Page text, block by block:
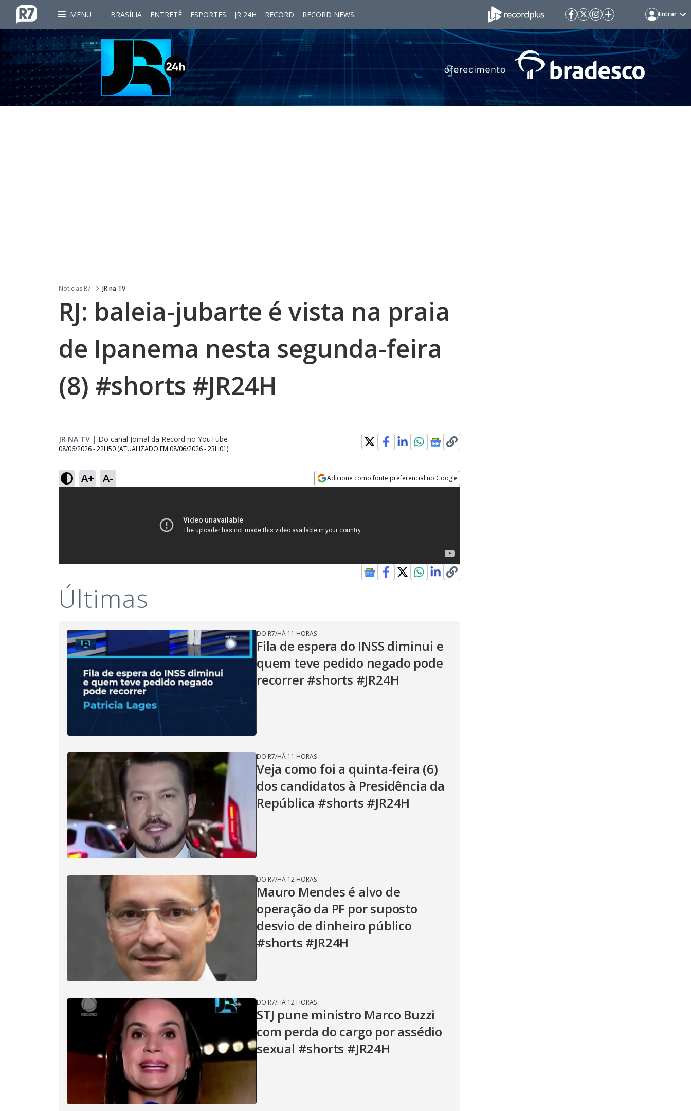
MENU BRASÍLIA ENTRETÊ ESPORTES JR 24H RECORD RECORD NEWS Entrar
Noticias R7 JR na TV
RJ: baleia-jubarte é vista na praia
de Ipanema nesta segunda-feira
(8) #shorts #JR24H
JR NA TV | Do canal Jornal da Record no YouTube
08/06/2026 - 22H50 (ATUALIZADO EM 08/06/2026 - 23H01)
A+ A- Adicione como fonte preferencial no Google
Últimas
DO R7/HÁ 11 HORAS
Fila de espera do INSS diminui e
quem teve pedido negado pode
recorrer #shorts #JR24H
DO R7/HÁ 11 HORAS
Veja como foi a quinta-feira (6)
dos candidatos à Presidência da
República #shorts #JR24H
DO R7/HÁ 12 HORAS
Mauro Mendes é alvo de
operação da PF por suposto
desvio de dinheiro público
#shorts #JR24H
DO R7/HÁ 12 HORAS
STJ pune ministro Marco Buzzi
com perda do cargo por assédio
sexual #shorts #JR24H